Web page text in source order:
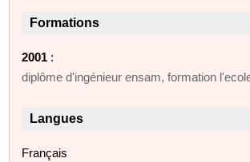
Formations
2001 :
diplôme d'ingénieur ensam, formation
Langues
Français